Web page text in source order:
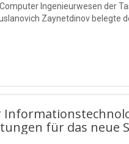
Ingenieurwesen der
Zaynetdinov belegte
für das neue